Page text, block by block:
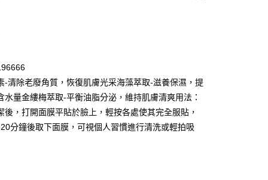
款
-清除老廢角質，恢復肌膚光采海藻萃取-滋養保濕，提
水量金縷梅萃取-平衡油脂分泌，維持肌膚清爽用法：
後，打開面膜平貼於臉上，輕按各處使其完全服貼，
分鐘後取下面膜，可視個人習慣進行清洗或輕拍吸